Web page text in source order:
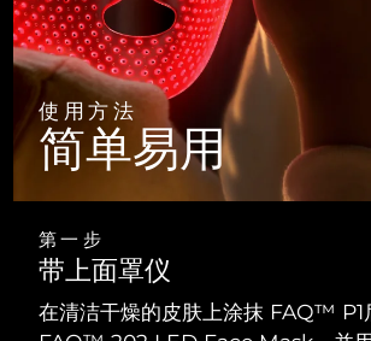
使用方法
简单易用
第一步
带上面罩仪
在清洁干燥的皮肤上涂抹 FAQ™ P1